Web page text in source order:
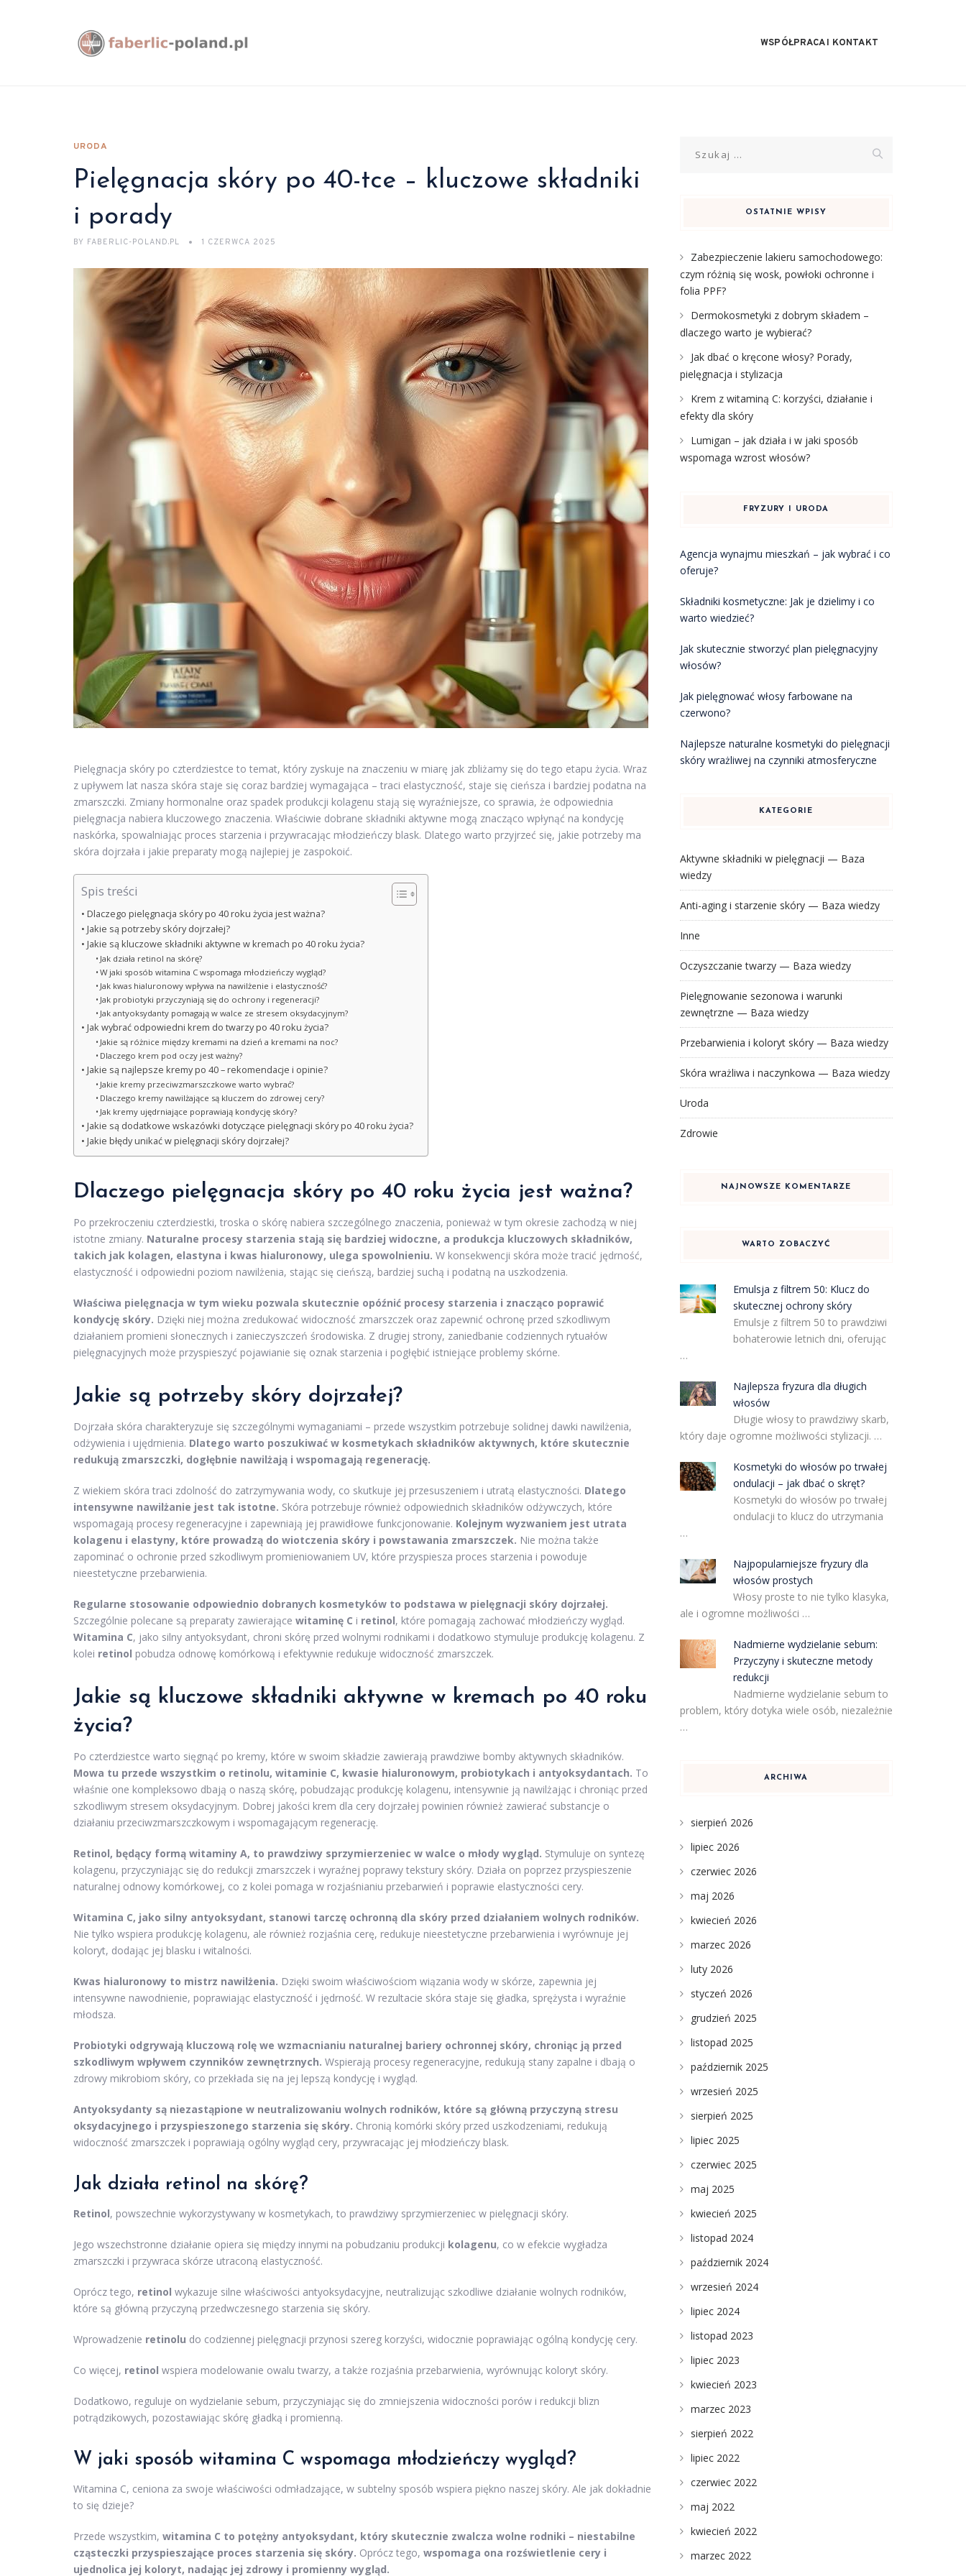
WSPÓŁPRACA I KONTAKT
URODA
Pielęgnacja skóry po 40-tce – kluczowe składniki
i porady
BY FABERLIC-POLAND.PL 1 CZERWCA 2025
Pielęgnacja skóry po czterdziestce to temat, który zyskuje na znaczeniu w miarę jak zbliżamy się do tego etapu życia. Wraz
z upływem lat nasza skóra staje się coraz bardziej wymagająca – traci elastyczność, staje się cieńsza i bardziej podatna na
zmarszczki. Zmiany hormonalne oraz spadek produkcji kolagenu stają się wyraźniejsze, co sprawia, że odpowiednia
pielęgnacja nabiera kluczowego znaczenia. Właściwie dobrane składniki aktywne mogą znacząco wpłynąć na kondycję
naskórka, spowalniając proces starzenia i przywracając młodzieńczy blask. Dlatego warto przyjrzeć się, jakie potrzeby ma
skóra dojrzała i jakie preparaty mogą najlepiej je zaspokoić.
Spis treści
Dlaczego pielęgnacja skóry po 40 roku życia jest ważna?
Jakie są potrzeby skóry dojrzałej?
Jakie są kluczowe składniki aktywne w kremach po 40 roku życia?
Jak działa retinol na skórę?
W jaki sposób witamina C wspomaga młodzieńczy wygląd?
Jak kwas hialuronowy wpływa na nawilżenie i elastyczność?
Jak probiotyki przyczyniają się do ochrony i regeneracji?
Jak antyoksydanty pomagają w walce ze stresem oksydacyjnym?
Jak wybrać odpowiedni krem do twarzy po 40 roku życia?
Jakie są różnice między kremami na dzień a kremami na noc?
Dlaczego krem pod oczy jest ważny?
Jakie są najlepsze kremy po 40 – rekomendacje i opinie?
Jakie kremy przeciwzmarszczkowe warto wybrać?
Dlaczego kremy nawilżające są kluczem do zdrowej cery?
Jak kremy ujędrniające poprawiają kondycję skóry?
Jakie są dodatkowe wskazówki dotyczące pielęgnacji skóry po 40 roku życia?
Jakie błędy unikać w pielęgnacji skóry dojrzałej?
Dlaczego pielęgnacja skóry po 40 roku życia jest ważna?
Po przekroczeniu czterdziestki, troska o skórę nabiera szczególnego znaczenia, ponieważ w tym okresie zachodzą w niej
istotne zmiany. Naturalne procesy starzenia stają się bardziej widoczne, a produkcja kluczowych składników,
takich jak kolagen, elastyna i kwas hialuronowy, ulega spowolnieniu. W konsekwencji skóra może tracić jędrność,
elastyczność i odpowiedni poziom nawilżenia, stając się cieńszą, bardziej suchą i podatną na uszkodzenia.
Właściwa pielęgnacja w tym wieku pozwala skutecznie opóźnić procesy starzenia i znacząco poprawić
kondycję skóry. Dzięki niej można zredukować widoczność zmarszczek oraz zapewnić ochronę przed szkodliwym
działaniem promieni słonecznych i zanieczyszczeń środowiska. Z drugiej strony, zaniedbanie codziennych rytuałów
pielęgnacyjnych może przyspieszyć pojawianie się oznak starzenia i pogłębić istniejące problemy skórne.
Jakie są potrzeby skóry dojrzałej?
Dojrzała skóra charakteryzuje się szczególnymi wymaganiami – przede wszystkim potrzebuje solidnej dawki nawilżenia,
odżywienia i ujędrnienia. Dlatego warto poszukiwać w kosmetykach składników aktywnych, które skutecznie
redukują zmarszczki, dogłębnie nawilżają i wspomagają regenerację.
Z wiekiem skóra traci zdolność do zatrzymywania wody, co skutkuje jej przesuszeniem i utratą elastyczności. Dlatego
intensywne nawilżanie jest tak istotne. Skóra potrzebuje również odpowiednich składników odżywczych, które
wspomagają procesy regeneracyjne i zapewniają jej prawidłowe funkcjonowanie. Kolejnym wyzwaniem jest utrata
kolagenu i elastyny, które prowadzą do wiotczenia skóry i powstawania zmarszczek. Nie można także
zapominać o ochronie przed szkodliwym promieniowaniem UV, które przyspiesza proces starzenia i powoduje
nieestetyczne przebarwienia.
Regularne stosowanie odpowiednio dobranych kosmetyków to podstawa w pielęgnacji skóry dojrzałej.
Szczególnie polecane są preparaty zawierające witaminę C i retinol, które pomagają zachować młodzieńczy wygląd.
Witamina C, jako silny antyoksydant, chroni skórę przed wolnymi rodnikami i dodatkowo stymuluje produkcję kolagenu. Z
kolei retinol pobudza odnowę komórkową i efektywnie redukuje widoczność zmarszczek.
Jakie są kluczowe składniki aktywne w kremach po 40 roku
życia?
Po czterdziestce warto sięgnąć po kremy, które w swoim składzie zawierają prawdziwe bomby aktywnych składników.
Mowa tu przede wszystkim o retinolu, witaminie C, kwasie hialuronowym, probiotykach i antyoksydantach. To
właśnie one kompleksowo dbają o naszą skórę, pobudzając produkcję kolagenu, intensywnie ją nawilżając i chroniąc przed
szkodliwym stresem oksydacyjnym. Dobrej jakości krem dla cery dojrzałej powinien również zawierać substancje o
działaniu przeciwzmarszczkowym i wspomagającym regenerację.
Retinol, będący formą witaminy A, to prawdziwy sprzymierzeniec w walce o młody wygląd. Stymuluje on syntezę
kolagenu, przyczyniając się do redukcji zmarszczek i wyraźnej poprawy tekstury skóry. Działa on poprzez przyspieszenie
naturalnej odnowy komórkowej, co z kolei pomaga w rozjaśnianiu przebarwień i poprawie elastyczności cery.
Witamina C, jako silny antyoksydant, stanowi tarczę ochronną dla skóry przed działaniem wolnych rodników.
Nie tylko wspiera produkcję kolagenu, ale również rozjaśnia cerę, redukuje nieestetyczne przebarwienia i wyrównuje jej
koloryt, dodając jej blasku i witalności.
Kwas hialuronowy to mistrz nawilżenia. Dzięki swoim właściwościom wiązania wody w skórze, zapewnia jej
intensywne nawodnienie, poprawiając elastyczność i jędrność. W rezultacie skóra staje się gładka, sprężysta i wyraźnie
młodsza.
Probiotyki odgrywają kluczową rolę we wzmacnianiu naturalnej bariery ochronnej skóry, chroniąc ją przed
szkodliwym wpływem czynników zewnętrznych. Wspierają procesy regeneracyjne, redukują stany zapalne i dbają o
zdrowy mikrobiom skóry, co przekłada się na jej lepszą kondycję i wygląd.
Antyoksydanty są niezastąpione w neutralizowaniu wolnych rodników, które są główną przyczyną stresu
oksydacyjnego i przyspieszonego starzenia się skóry. Chronią komórki skóry przed uszkodzeniami, redukują
widoczność zmarszczek i poprawiają ogólny wygląd cery, przywracając jej młodzieńczy blask.
Jak działa retinol na skórę?
Retinol, powszechnie wykorzystywany w kosmetykach, to prawdziwy sprzymierzeniec w pielęgnacji skóry.
Jego wszechstronne działanie opiera się między innymi na pobudzaniu produkcji kolagenu, co w efekcie wygładza
zmarszczki i przywraca skórze utraconą elastyczność.
Oprócz tego, retinol wykazuje silne właściwości antyoksydacyjne, neutralizując szkodliwe działanie wolnych rodników,
które są główną przyczyną przedwczesnego starzenia się skóry.
Wprowadzenie retinolu do codziennej pielęgnacji przynosi szereg korzyści, widocznie poprawiając ogólną kondycję cery.
Co więcej, retinol wspiera modelowanie owalu twarzy, a także rozjaśnia przebarwienia, wyrównując koloryt skóry.
Dodatkowo, reguluje on wydzielanie sebum, przyczyniając się do zmniejszenia widoczności porów i redukcji blizn
potrądzikowych, pozostawiając skórę gładką i promienną.
W jaki sposób witamina C wspomaga młodzieńczy wygląd?
Witamina C, ceniona za swoje właściwości odmładzające, w subtelny sposób wspiera piękno naszej skóry. Ale jak dokładnie
to się dzieje?
Przede wszystkim, witamina C to potężny antyoksydant, który skutecznie zwalcza wolne rodniki – niestabilne
cząsteczki przyspieszające proces starzenia się skóry. Oprócz tego, wspomaga ona rozświetlenie cery i
ujednolica jej koloryt, nadając jej zdrowy i promienny wygląd.
OSTATNIE WPISY
Zabezpieczenie lakieru samochodowego:
czym różnią się wosk, powłoki ochronne i
folia PPF?
Dermokosmetyki z dobrym składem –
dlaczego warto je wybierać?
Jak dbać o kręcone włosy? Porady,
pielęgnacja i stylizacja
Krem z witaminą C: korzyści, działanie i
efekty dla skóry
Lumigan – jak działa i w jaki sposób
wspomaga wzrost włosów?
FRYZURY I URODA
Agencja wynajmu mieszkań – jak wybrać i co
oferuje?
Składniki kosmetyczne: Jak je dzielimy i co
warto wiedzieć?
Jak skutecznie stworzyć plan pielęgnacyjny
włosów?
Jak pielęgnować włosy farbowane na
czerwono?
Najlepsze naturalne kosmetyki do pielęgnacji
skóry wrażliwej na czynniki atmosferyczne
KATEGORIE
Aktywne składniki w pielęgnacji — Baza
wiedzy
Anti-aging i starzenie skóry — Baza wiedzy
Inne
Oczyszczanie twarzy — Baza wiedzy
Pielęgnowanie sezonowa i warunki
zewnętrzne — Baza wiedzy
Przebarwienia i koloryt skóry — Baza wiedzy
Skóra wrażliwa i naczynkowa — Baza wiedzy
Uroda
Zdrowie
NAJNOWSZE KOMENTARZE
WARTO ZOBACZYĆ
Emulsja z filtrem 50: Klucz do
skutecznej ochrony skóry
Emulsje z filtrem 50 to prawdziwi
bohaterowie letnich dni, oferując
…
Najlepsza fryzura dla długich
włosów
Długie włosy to prawdziwy skarb,
który daje ogromne możliwości stylizacji. …
Kosmetyki do włosów po trwałej
ondulacji – jak dbać o skręt?
Kosmetyki do włosów po trwałej
ondulacji to klucz do utrzymania
…
Najpopularniejsze fryzury dla
włosów prostych
Włosy proste to nie tylko klasyka,
ale i ogromne możliwości …
Nadmierne wydzielanie sebum:
Przyczyny i skuteczne metody
redukcji
Nadmierne wydzielanie sebum to
problem, który dotyka wiele osób, niezależnie
…
ARCHIWA
sierpień 2026
lipiec 2026
czerwiec 2026
maj 2026
kwiecień 2026
marzec 2026
luty 2026
styczeń 2026
grudzień 2025
listopad 2025
październik 2025
wrzesień 2025
sierpień 2025
lipiec 2025
czerwiec 2025
maj 2025
kwiecień 2025
listopad 2024
październik 2024
wrzesień 2024
lipiec 2024
listopad 2023
lipiec 2023
kwiecień 2023
marzec 2023
sierpień 2022
lipiec 2022
czerwiec 2022
maj 2022
kwiecień 2022
marzec 2022